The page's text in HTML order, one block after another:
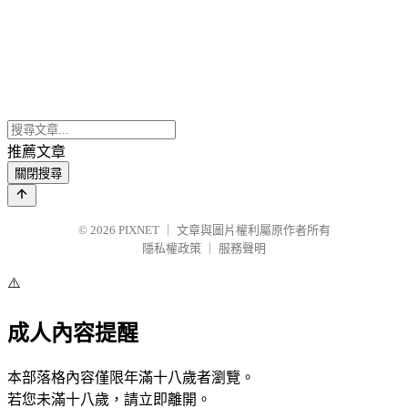
推薦文章
關閉搜尋
© 2026 PIXNET
文章與圖片權利屬原作者所有
隱私權政策
服務聲明
⚠️
成人內容提醒
本部落格內容僅限年滿十八歲者瀏覽。
若您未滿十八歲，請立即離開。